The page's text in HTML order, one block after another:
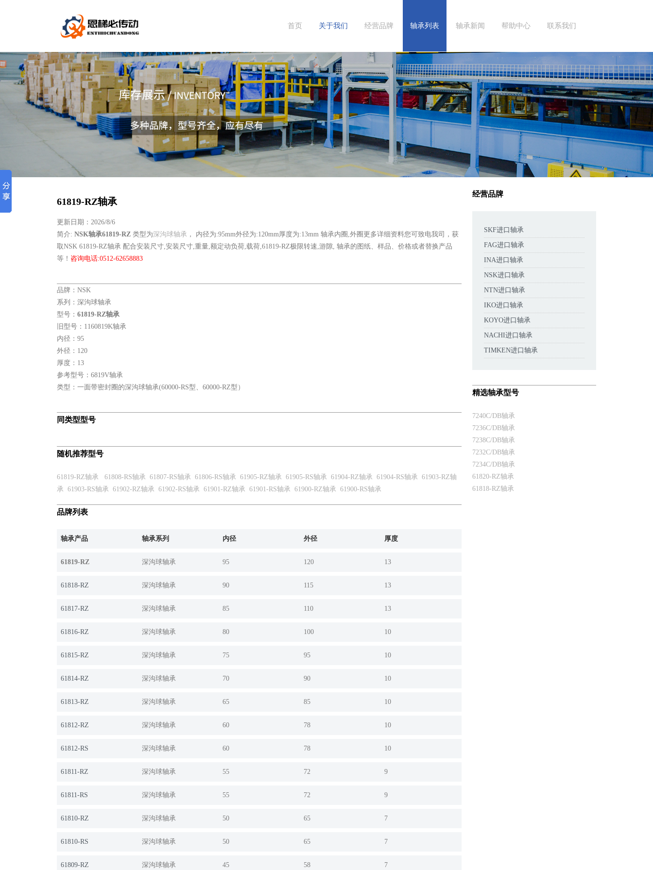
首页 关于我们 经营品牌 轴承列表 轴承新闻 帮助中心 联系我们
61819-RZ轴承
更新日期：2026/8/6
简介: NSK轴承61819-RZ 类型为深沟球轴承 ， 内径为:95mm外径为:120mm厚度为:13mm 轴承内圈,外圈更多详细资料您可致电我司，获
取NSK 61819-RZ轴承 配合安装尺寸,安装尺寸,重量,额定动负荷,载荷,61819-RZ极限转速,游隙, 轴承的图纸、样品、价格或者替换产品
等！ 咨询电话:0512-62658883
品牌：NSK
系列：深沟球轴承
型号： 61819-RZ轴承
旧型号：1160819K轴承
内径：95
外径：120
厚度：13
参考型号：6819V轴承
类型：一面带密封圈的深沟球轴承(60000-RS型、60000-RZ型）
同类型型号
随机推荐型号
61819-RZ轴承 61808-RS轴承 61807-RS轴承 61806-RS轴承 61905-RZ轴承 61905-RS轴承 61904-RZ轴承 61904-RS轴承 61903-RZ轴
承 61903-RS轴承 61902-RZ轴承 61902-RS轴承 61901-RZ轴承 61901-RS轴承 61900-RZ轴承 61900-RS轴承
品牌列表
轴承产品 轴承系列 内径 外径 厚度
61819-RZ 深沟球轴承 95 120 13
61818-RZ 深沟球轴承 90 115 13
61817-RZ 深沟球轴承 85 110 13
61816-RZ 深沟球轴承 80 100 10
61815-RZ 深沟球轴承 75 95 10
61814-RZ 深沟球轴承 70 90 10
61813-RZ 深沟球轴承 65 85 10
61812-RZ 深沟球轴承 60 78 10
61812-RS 深沟球轴承 60 78 10
61811-RZ 深沟球轴承 55 72 9
61811-RS 深沟球轴承 55 72 9
61810-RZ 深沟球轴承 50 65 7
61810-RS 深沟球轴承 50 65 7
61809-RZ 深沟球轴承 45 58 7
经营品牌
SKF进口轴承
FAG进口轴承
INA进口轴承
NSK进口轴承
NTN进口轴承
IKO进口轴承
KOYO进口轴承
NACHI进口轴承
TIMKEN进口轴承
精选轴承型号
7240C/DB轴承
7236C/DB轴承
7238C/DB轴承
7232C/DB轴承
7234C/DB轴承
61820-RZ轴承
61818-RZ轴承